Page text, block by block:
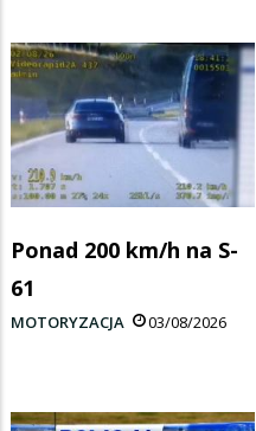
Ponad 200 km/h na S-
61
MOTORYZACJA 03/08/2026